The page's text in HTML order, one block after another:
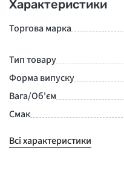
Характеристики
Торгова марка
Тип товару
Форма випуску
Вага/Об'єм
Смак
Всі характеристики